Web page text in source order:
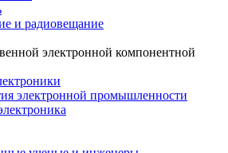
и радиовещание
электронной компонентной
электронной промышленности